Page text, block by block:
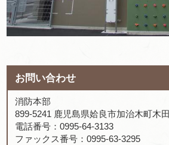
お問い合わせ
消防本部
899-5241 鹿児島県姶良市加治木町木
電話番号：0995-64-3133
ファックス番号：0995-63-3295